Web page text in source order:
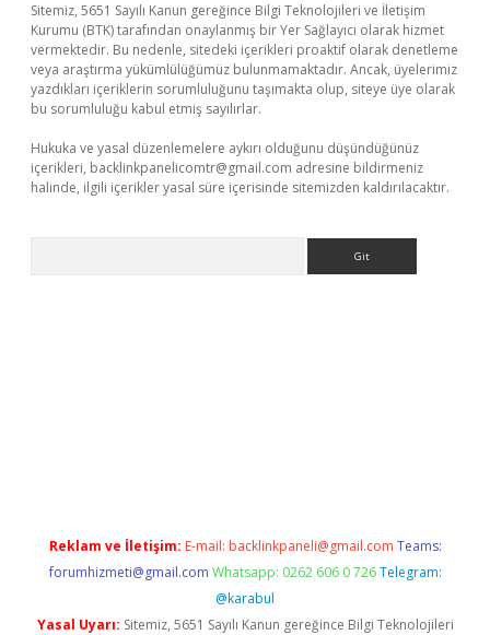
Sitemiz, 5651 Sayılı Kanun gereğince Bilgi Teknolojileri ve İletişim
Kurumu (BTK) tarafından onaylanmış bir Yer Sağlayıcı olarak hizmet
vermektedir. Bu nedenle, sitedeki içerikleri proaktif olarak denetleme
veya araştırma yükümlülüğümüz bulunmamaktadır. Ancak, üyelerimiz
yazdıkları içeriklerin sorumluluğunu taşımakta olup, siteye üye olarak
bu sorumluluğu kabul etmiş sayılırlar.
Hukuka ve yasal düzenlemelere aykırı olduğunu düşündüğünüz
içerikleri, backlinkpanelicomtr@gmail.com adresine bildirmeniz
halinde, ilgili içerikler yasal süre içerisinde sitemizden kaldırılacaktır.
Reklam ve İletişim: E-mail: backlinkpaneli@gmail.com Teams:
forumhizmeti@gmail.com Whatsapp: 0262 606 0 726 Telegram:
@karabul
Yasal Uyarı: Sitemiz, 5651 Sayılı Kanun gereğince Bilgi Teknolojileri